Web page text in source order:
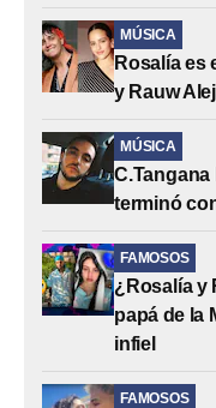
MÚSICA
Rosalía es
y Rauw
MÚSICA
terminó
FAMOSOS
¿Rosalía y
papá de la
infiel
FAMOSOS